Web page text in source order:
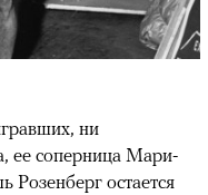
ни
ее соперница Мари-
Розенберг остается